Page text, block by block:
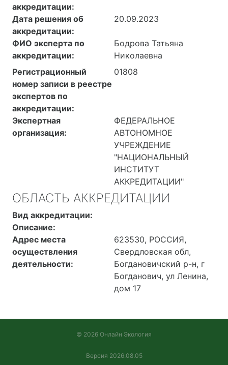
аккредитации:
Дата решения об
аккредитации:
20.09.2023
ФИО эксперта по
аккредитации:
Бодрова Татьяна
Николаевна
Регистрационный
номер записи в реестре
экспертов по
аккредитации:
01808
Экспертная
организация:
ФЕДЕРАЛЬНОЕ
АВТОНОМНОЕ
УЧРЕЖДЕНИЕ
"НАЦИОНАЛЬНЫЙ
ИНСТИТУТ
АККРЕДИТАЦИИ"
ОБЛАСТЬ АККРЕДИТАЦИИ
Вид аккредитации:
Описание:
Адрес места
осуществления
деятельности:
623530, РОССИЯ,
Свердловская обл,
Богдановичский р-н, г
Богданович, ул Ленина,
дом 17
© 2026 Онлайн Экология
Версия 2026.08.05